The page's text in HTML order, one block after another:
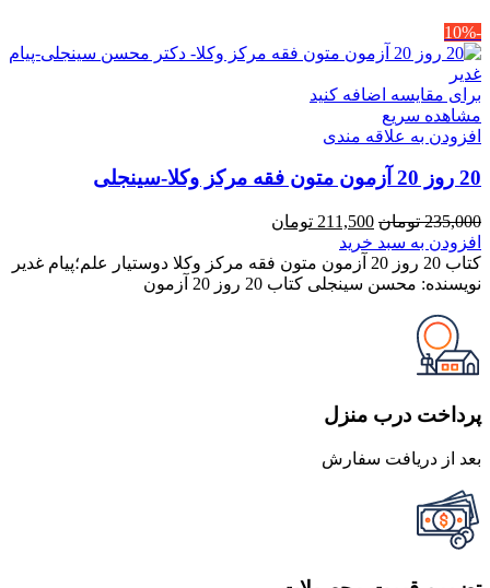
-10%
برای مقایسه اضافه کنید
مشاهده سریع
افزودن به علاقه مندی
20 روز 20 آزمون متون فقه مرکز وکلا-سینجلی
235,000 تومان قیمت
اصلی
235,000 تومان
بود.
211,500 تومان
211,500 تومان
است.
افزودن به سبد خرید
کتاب 20 روز 20 آزمون متون فقه مرکز وکلا دوستیار علم؛پیام غدیر
نویسنده: محسن سینجلی کتاب 20 روز 20 آزمون
پرداخت درب منزل
بعد از دریافت سفارش